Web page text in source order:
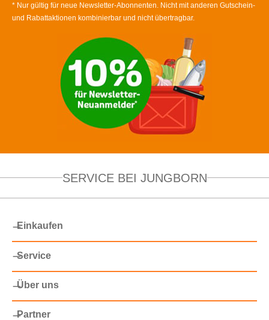
* Nur gültig für neue Newsletter-Abonnenten. Nicht mit anderen Gutschein-
und Rabattaktionen kombinierbar und nicht übertragbar.
SERVICE BEI JUNGBORN
Einkaufen
Service
Über uns
Partner